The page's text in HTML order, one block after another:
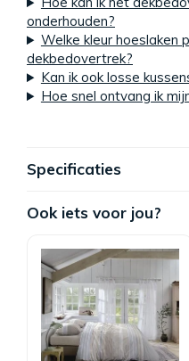
onderhouden?
Welke kleur hoeslaken
dekbedovertrek?
Kan ik ook losse
Hoe snel ontvang ik
Specificaties
Ook iets voor jou?